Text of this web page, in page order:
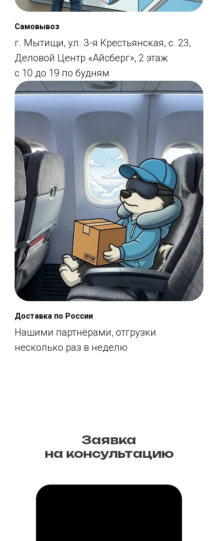
Самовывоз
г. Мытищи, ул. 3-я Крестьянская, с. 23,
Деловой Центр «Айсберг», 2 этаж
с 10 до 19 по будням
Доставка по России
Нашими партнёрами, отгрузки
несколько раз в неделю
Заявка
на консультацию